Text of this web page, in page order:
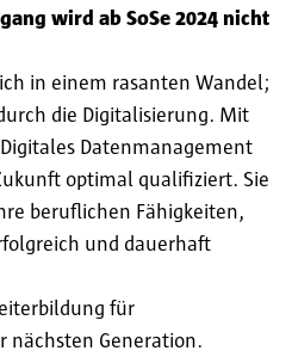
wird ab SoSe 2024 nicht
in einem rasanten Wandel;
die Digitalisierung. Mit
Datenmanagement
optimal qualifiziert. Sie
beruflichen Fähigkeiten,
und dauerhaft
für
nächsten Generation.